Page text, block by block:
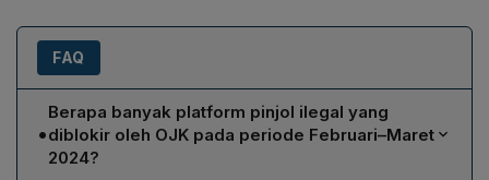
FAQ
•
Berapa banyak platform pinjol ilegal yang
diblokir oleh OJK pada periode Februari–Maret
2024?